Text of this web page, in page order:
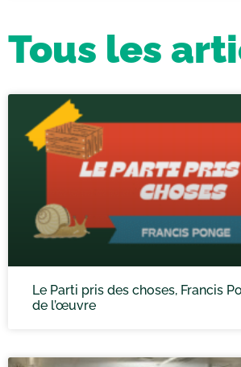
Tous les
Le Parti pris des choses, Francis
de l’œuvre